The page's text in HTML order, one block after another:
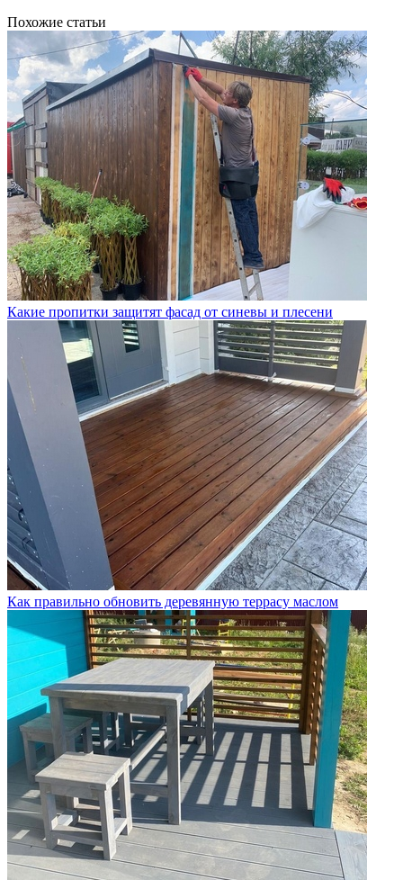
Похожие статьи
Какие пропитки защитят фасад от синевы и плесени
Как правильно обновить деревянную террасу маслом